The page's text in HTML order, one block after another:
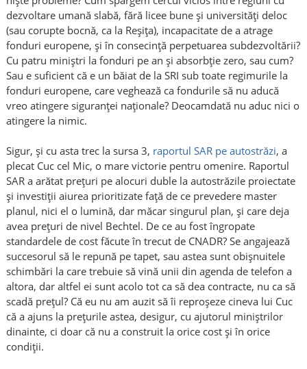
dezvoltare umană slabă, fără licee bune și universități deloc
(sau corupte bocnă, ca la Reșița), incapacitate de a atrage
fonduri europene, și în consecință perpetuarea subdezvoltării?
Cu patru miniștri la fonduri pe an și absorbție zero, sau cum?
Sau e suficient că e un băiat de la SRI sub toate regimurile la
fonduri europene, care veghează ca fondurile să nu aducă
vreo atingere siguranței naționale? Deocamdată nu aduc nici o
atingere la nimic.
Sigur, și cu asta trec la sursa 3, raportul SAR pe autostrăzi, a
plecat Cuc cel Mic, o mare victorie pentru omenire. Raportul
SAR a arătat prețuri pe alocuri duble la autostrăzile proiectate
și investiții aiurea prioritizate față de ce prevedere master
planul, nici el o lumină, dar măcar singurul plan, și care deja
avea prețuri de nivel Bechtel. De ce au fost îngropate
standardele de cost făcute în trecut de CNADR? Se angajează
succesorul să le repună pe tapet, sau astea sunt obișnuitele
schimbări la care trebuie să vină unii din agenda de telefon a
altora, dar altfel ei sunt acolo tot ca să dea contracte, nu ca să
scadă prețul? Că eu nu am auzit să îi reproșeze cineva lui Cuc
că a ajuns la prețurile astea, desigur, cu ajutorul miniștrilor
dinainte, ci doar că nu a construit la orice cost și în orice
condiții.